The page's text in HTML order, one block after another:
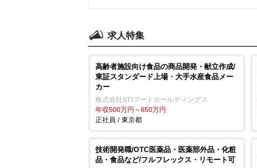
求人特集
高齢者施設向け食品の商品開発・献立作成/
東証スタンダード上場・大手水産食品メー
カー
株式会社STIフードホールディングス
年収500万円～650万円
正社員 / 東京都
技術開発職/OTC医薬品・医薬部外品・化粧
品・食品など/フルフレックス・リモート可